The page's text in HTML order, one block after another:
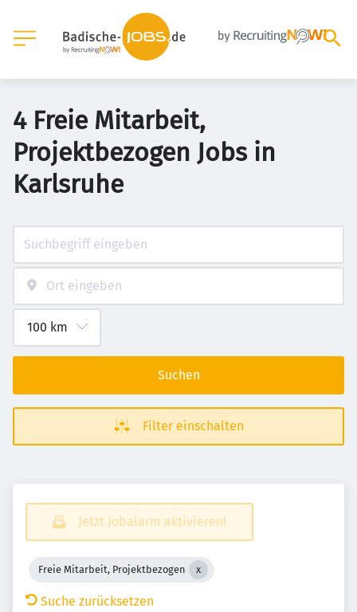
4 Freie Mitarbeit,
Projektbezogen Jobs in
Karlsruhe
Suchen
Filter einschalten
Jetzt Jobalarm aktivieren!
Freie Mitarbeit, Projektbezogen
Suche zurücksetzen